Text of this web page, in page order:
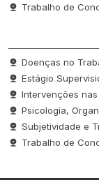
Trabalho de
Doenças no
Estágio
Intervenções
Psicologia,
Subjetividade e
Trabalho de